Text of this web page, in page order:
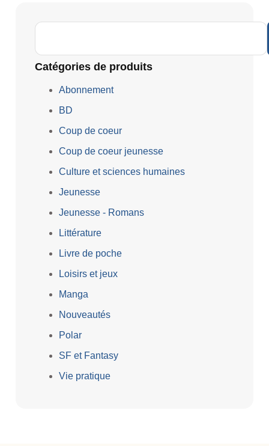
Catégories de produits
Abonnement
BD
Coup de coeur
Coup de coeur jeunesse
Culture et sciences humaines
Jeunesse
Jeunesse - Romans
Littérature
Livre de poche
Loisirs et jeux
Manga
Nouveautés
Polar
SF et Fantasy
Vie pratique